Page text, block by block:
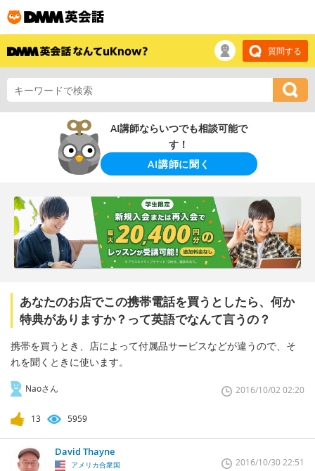
質問する
AI講師ならいつでも相談可能で
す！
AI講師に聞く
あなたのお店でこの携帯電話を買うとしたら、何か
特典がありますか？って英語でなんて言うの？
携帯を買うとき、店によって付属品サービスなどが違うので、そ
れを聞くときに使います。
Naoさん 2016/10/02 02:20
13 5959
David Thayne
アメリカ合衆国 2016/10/30 22:51